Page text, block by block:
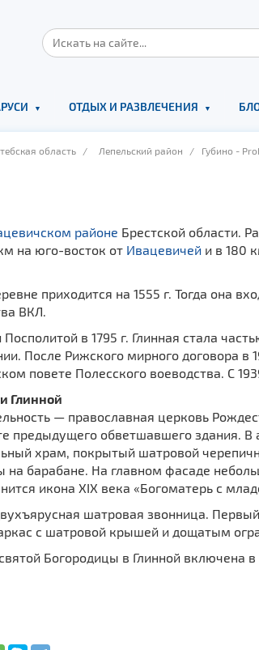
ОТДЫХ И РАЗВЛЕЧЕНИЯ
область / Лепельский район / Губино -
районе Брестской области.
на юго-восток от Ивацевичейи в 180
приходится на 1555 г. Тогда она
ВКЛ.
в 1795 г. Глинная стала
После Рижского мирного договора
повете Полесского воеводства. С
Глинной
— православная церковь
предыдущего обветшавшего здания.
храм, покрытый шатровой
барабане. На главном фасаде
икона XIX века «Богоматерь с
шатровая звонница.
с шатровой крышей и дощатым
Богородицы в Глинной включена